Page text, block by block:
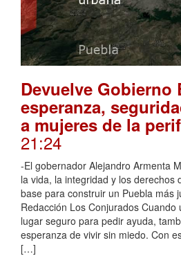
Devuelve Gobierno
esperanza,
a mujeres de la
21:24
-El gobernador Alejandro Armenta
la vida, la integridad y los derechos
base para construir un Puebla más
Redacción Los Conjurados
lugar seguro para pedir ayuda,
esperanza de vivir sin miedo. Con
[…]